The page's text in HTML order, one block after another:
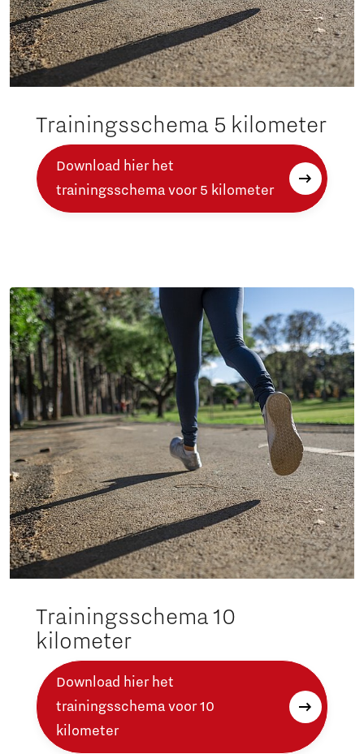
Trainingsschema 5 kilometer
Download hier het
trainingsschema voor 5 kilometer
Trainingsschema 10
kilometer
Download hier het
trainingsschema voor 10
kilometer